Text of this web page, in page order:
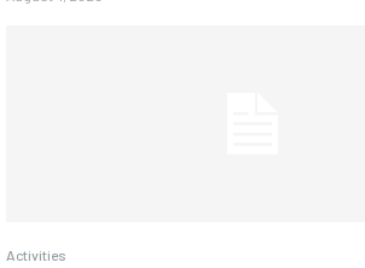
Activities